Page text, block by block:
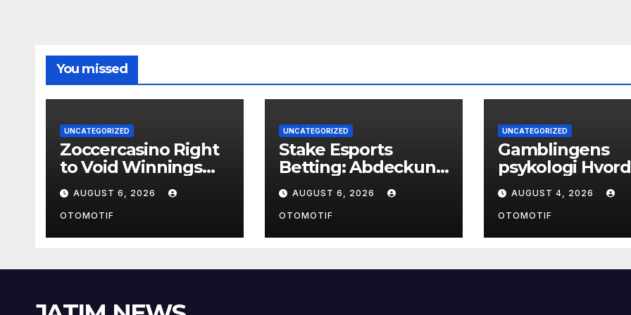
You missed
UNCATEGORIZED
Zoccercasino Right
to Void Winnings
Clause
AUGUST 6, 2026
OTOMOTIF
UNCATEGORIZED
Stake Esports
Betting: Abdeckung
und Quoten
AUGUST 6, 2026
OTOMOTIF
UNCATEGORIZED
Gamblingens
psykologi
tanker former
og atferd
AUGUST 4, 2026
OTOMOTIF